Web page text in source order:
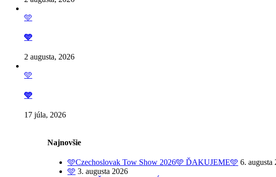
🩵
🩵
2 augusta, 2026
🩵
🩵
17 júla, 2026
Najnovšie
🩵Czechoslovak Tow Show 2026🩵 ĎAKUJEME🩵 6. augusta
🩵 3. augusta 2026